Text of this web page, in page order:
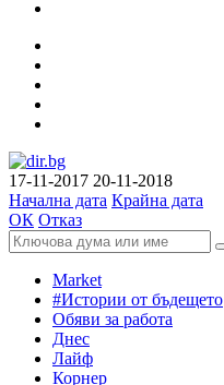
17-11-2017 20-11-2018
Начална дата Крайна дата
ОК Отказ
Market
#Истории от бъдещето
Обяви за работа
Днес
Лайф
Корнер